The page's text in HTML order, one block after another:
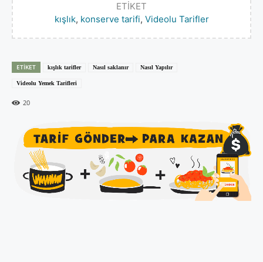
ETIKET
kışlık, konserve tarifi, Videolu Tarifler
ETIKET kışlık tarifler Nasıl saklanır Nasıl Yapılır
Videolu Yemek Tarifleri
20